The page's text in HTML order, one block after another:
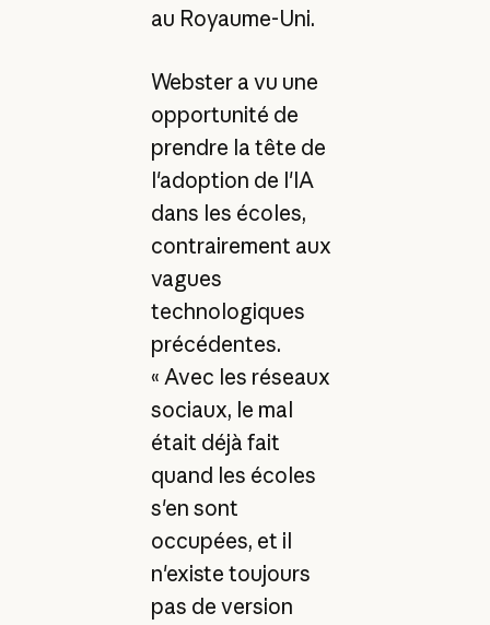
au Royaume-Uni.
Webster a vu une
opportunité de
prendre la tête de
l'adoption de l'IA
dans les écoles,
contrairement aux
vagues
technologiques
précédentes.
« Avec les réseaux
sociaux, le mal
était déjà fait
quand les écoles
s'en sont
occupées, et il
n'existe toujours
pas de version